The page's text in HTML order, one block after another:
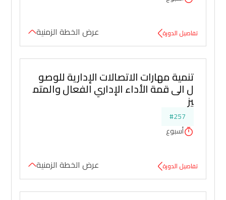
تفاصيل الدورة عرض الخطة الزمنية
تنمية مهارات الاتصالات الإدارية للوصو
ل الى قمة الأداء الإداري الفعال والمتم
يز
#257
أسبوع
تفاصيل الدورة عرض الخطة الزمنية